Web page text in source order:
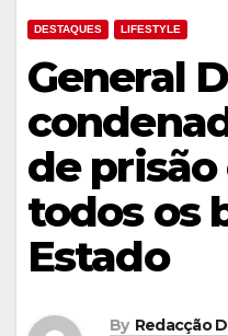
DESTAQUES LIFESTYLE
General
de
todos os
Estado
By Redacção